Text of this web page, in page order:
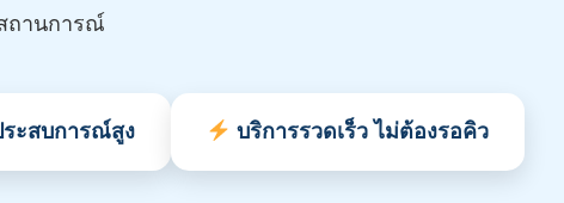
ถานการณ์
ะสบการณ์สูง บริการรวดเร็ว ไม่ต้องรอคิว